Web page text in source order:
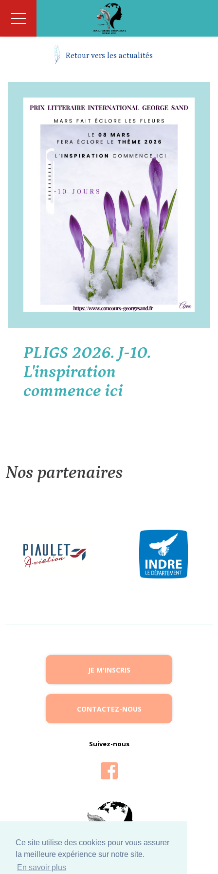
Ce site utilise des cookies pour vous assurer
la meilleure expérience sur notre site.
En savoir plus
Retour vers les actualités
PLIGS 2026. J-10.
L'inspiration
commence ici
Nos partenaires
JE M'INSCRIS
CONTACTEZ-NOUS
Suivez-nous